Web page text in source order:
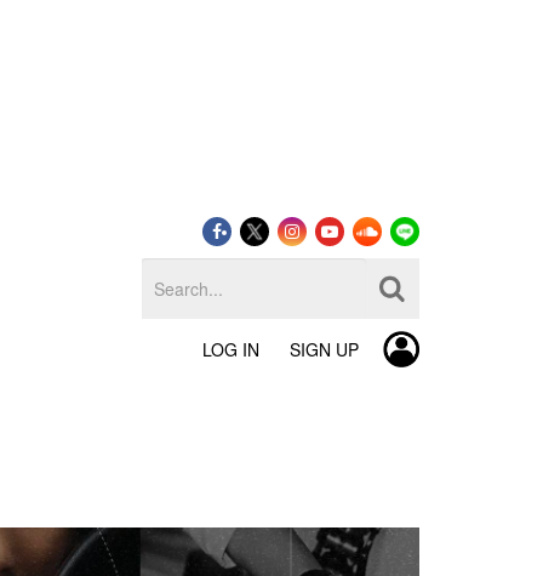
LOG IN SIGN UP